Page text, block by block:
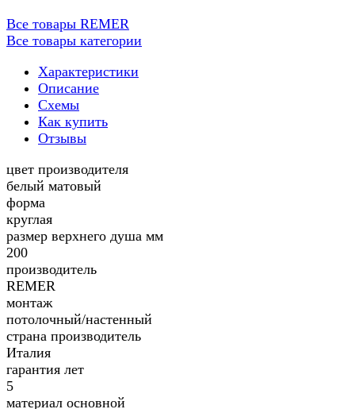
Все товары REMER
Все товары категории
Характеристики
Описание
Схемы
Как купить
Отзывы
цвет производителя
белый матовый
форма
круглая
размер верхнего душа мм
200
производитель
REMER
монтаж
потолочный/настенный
страна производитель
Италия
гарантия лет
5
материал основной